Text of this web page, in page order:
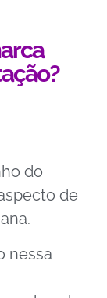
do
de
nessa